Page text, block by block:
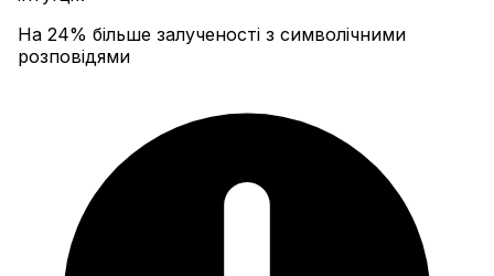
На 24% більше залученості з символічними
розповідями